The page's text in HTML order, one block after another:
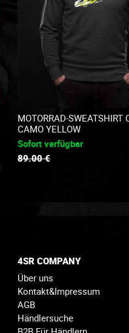
MOTORRAD-SWEATSHIRT
CAMO YELLOW
Sofort verfügbar
89.00 €
4SR COMPANY
Über uns
Kontakt&Impressum
AGB
Händlersuche